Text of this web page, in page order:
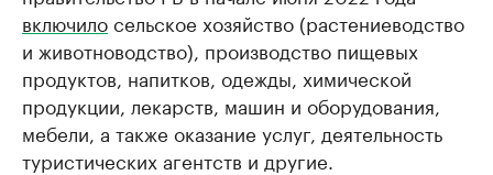
включилосельское хозяйство (растениеводство
и животноводство), производство пищевых
продуктов, напитков, одежды, химической
продукции, лекарств, машин и оборудования,
мебели, а также оказание услуг, деятельность
туристических агентств и другие.